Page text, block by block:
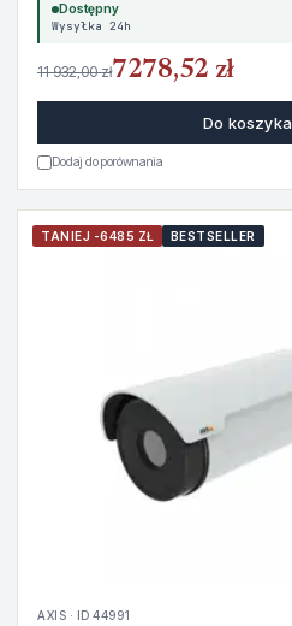
Dostępny
Wysyłka 24h
11 932,00 zł7278,52 zł
Do koszyka
Dodaj do porównania
TANIEJ -6485 ZŁ BESTSELLER
AXIS · ID 44991